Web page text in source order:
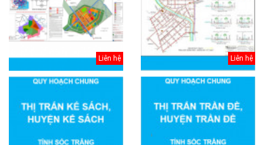
Liên hệ Liên hệ